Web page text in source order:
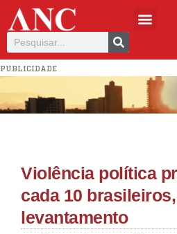
PUBLICIDADE
Violência política
cada 10
levantamento